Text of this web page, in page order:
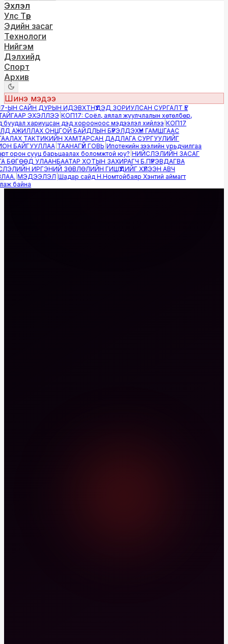
Эхлэл
Улс Төр
Эдийн засаг
Технологи
Нийгэм
Дэлхийд
Спорт
Архив
Шинэ мэдээ
ЫН САЙН ДУРЫН ИДЭВХТНҮҮДЭД ЗОРИУЛСАН СУРГАЛТ ҮЕ
ЭХЭЛЛЭЭ|КОП17: Соёл, аялал жуулчлалын хөтөлбөр,
хариуцсан дэд хорооноос мэдээлэл хийлээ|КОП17
АЖИЛЛАХ ОНЦГОЙ БАЙДЛЫН БҮРЭЛДЭХҮҮН ГАМШГААС
ТАКТИКИЙН ХАМТАРСАН ДАДЛАГА СУРГУУЛИЙГ
БАЙГУУЛЛАА|ТААНАГҮЙ ГОВЬ|Ипотекийн зээлийн урьдчилгаа
орон сууц барьцаалах боломжтой юу?|НИЙСЛЭЛИЙН ЗАСАГ
УЛААНБААТАР ХОТЫН ЗАХИРАГЧ Б.ПҮРЭВДАГВА
ИРГЭНИЙ ЗӨВЛӨЛИЙН ГИШҮҮДИЙГ ХҮЛЭЭН АВЧ
|МЭДЭЭЛЭЛ|Шадар сайд Н.Номтойбаяр Хэнтий аймагт
байна